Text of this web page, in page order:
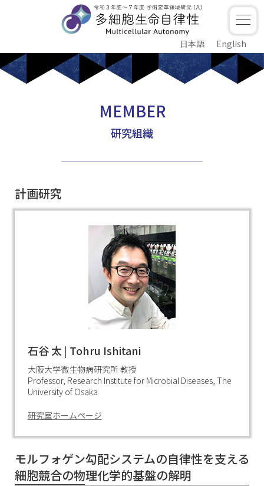
English
日本語
MEMBER
研究組織
計画研究
石谷 太 | Tohru Ishitani
大阪大学微生物病研究所 教授
Professor, Research Institute for Microbial Diseases, The
University of Osaka
研究室ホームページ
モルフォゲン勾配システムの自律性を支える
細胞競合の物理化学的基盤の解明